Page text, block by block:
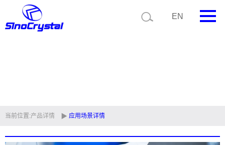
EN
技术支持
视频中心
当前位置:产品详情 应用场景详情